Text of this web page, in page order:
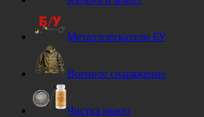
Металлоискатели БУ
Военное снаряжение
Чистка монет